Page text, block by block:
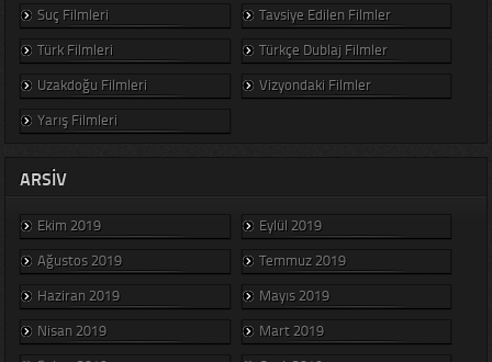
Suç Filmleri
Tavsiye Edilen Filmler
Türk Filmleri
Türkçe Dublaj Filmler
Uzakdoğu Filmleri
Vizyondaki Filmler
Yarış Filmleri
ARSIV
Ekim 2019
Eylül 2019
Ağustos 2019
Temmuz 2019
Haziran 2019
Mayıs 2019
Nisan 2019
Mart 2019